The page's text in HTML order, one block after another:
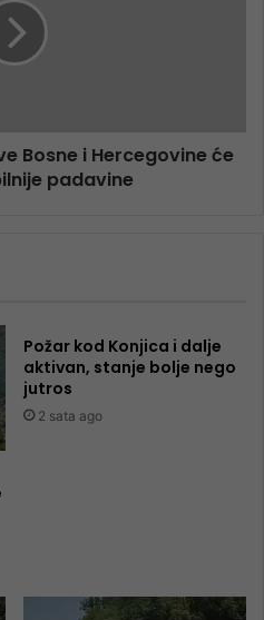
Bosne i Hercegovine će
padavine
Požar kod Konjica i dalje
aktivan, stanje bolje nego
jutros
2 sata ago